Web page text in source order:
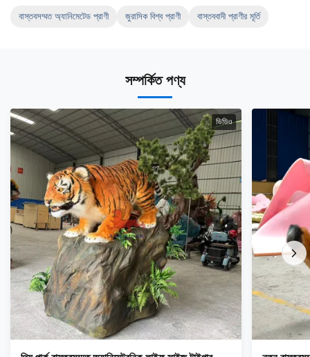
বাস্তবসম্মত অ্যানিমেটেড প্রাণী জুরাসিক বিশ্ব প্রাণী বাস্তববাদী প্রাণীর মূর্তি
সম্পর্কিত পণ্য
ভিডিও